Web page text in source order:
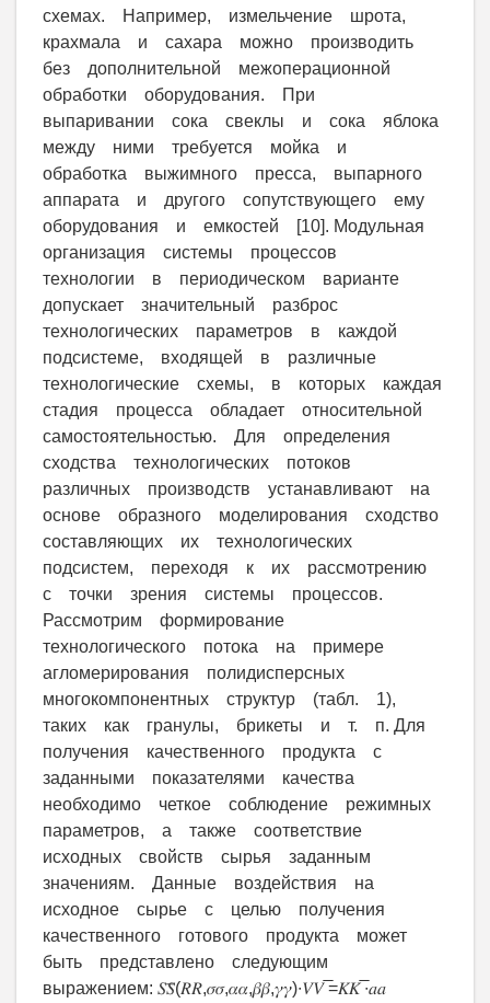
схемах. Например, измельчение шрота,
крахмала и сахара можно производить
без дополнительной межоперационной
обработки оборудования. При
выпаривании сока свеклы и сока яблока
между ними требуется мойка и
обработка выжимного пресса, выпарного
аппарата и другого сопутствующего ему
оборудования и емкостей [10]. Модульная
организация системы процессов
технологии в периодическом варианте
допускает значительный разброс
технологических параметров в каждой
подсистеме, входящей в различные
технологические схемы, в которых каждая
стадия процесса обладает относительной
самостоятельностью. Для определения
сходства технологических потоков
различных производств устанавливают на
основе образного моделирования сходство
составляющих их технологических
подсистем, переходя к их рассмотрению
с точки зрения системы процессов.
Рассмотрим формирование
технологического потока на примере
агломерирования полидисперсных
многокомпонентных структур (табл. 1),
таких как гранулы, брикеты и т. п. Для
получения качественного продукта с
заданными показателями качества
необходимо четкое соблюдение режимных
параметров, а также соответствие
исходных свойств сырья заданным
значениям. Данные воздействия на
исходное сырье с целью получения
качественного готового продукта может
быть представлено следующим
выражением: 𝑆𝑆̅(𝑅𝑅,𝜎𝜎,𝛼𝛼,𝛽𝛽,𝛾𝛾)∙𝑉𝑉 ̅=𝐾𝐾 ̅∙𝑎𝑎